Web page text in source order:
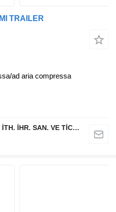
TRAILER
ad aria compressa
DURMUŞ ÖZGÜL OTOMOTİV İTH. İHR. SAN. VE TİC. A.Ş